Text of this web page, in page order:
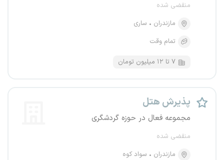
منقضی شده
مازندران
ساری
تمام وقت
۷ تا ۱۲ میلیون تومان
پذیرش هتل
مجموعه فعال در حوزه گردشگری
منقضی شده
مازندران
سواد کوه